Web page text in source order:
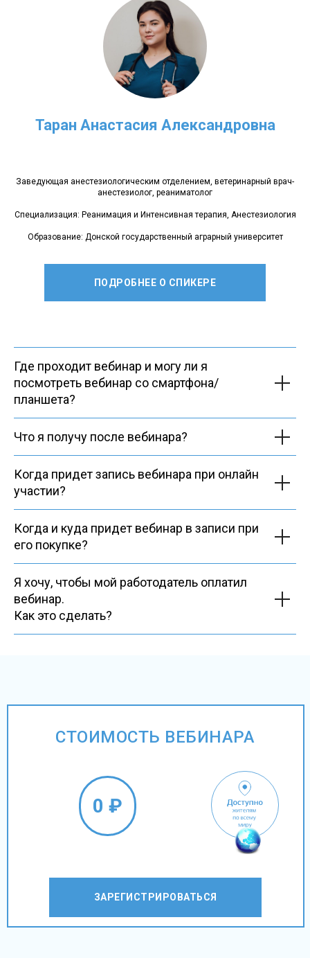
Таран Анастасия Александровна
Заведующая анестезиологическим отделением, ветеринарный врач-
анестезиолог, реаниматолог
Специализация: Реанимация и Интенсивная терапия, Анестезиология
Образование: Донской государственный аграрный университет
ПОДРОБНЕЕ О СПИКЕРЕ
Где проходит вебинар и могу ли я
посмотреть вебинар со смартфона/
планшета?
Что я получу после вебинара?
Когда придет запись вебинара при онлайн
участии?
Когда и куда придет вебинар в записи при
его покупке?
Я хочу, чтобы мой работодатель оплатил
вебинар.
Как это сделать?
СТОИМОСТЬ ВЕБИНАРА
ЗАРЕГИСТРИРОВАТЬСЯ
0 ₽